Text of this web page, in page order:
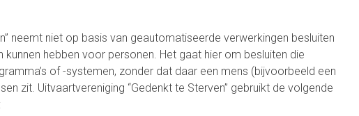
neemt niet op basis van geautomatiseerde verwerkingen besluiten
hebben voor personen. Het gaat hier om besluiten die
of -systemen, zonder dat daar een mens (bijvoorbeeld een
zit. Uitvaartvereniging “Gedenkt te Sterven” gebruikt de volgende